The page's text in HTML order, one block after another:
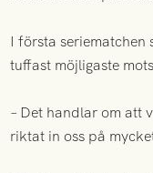
I första seriematchen
tuffast möjligaste
– Det handlar om att
riktat in oss på